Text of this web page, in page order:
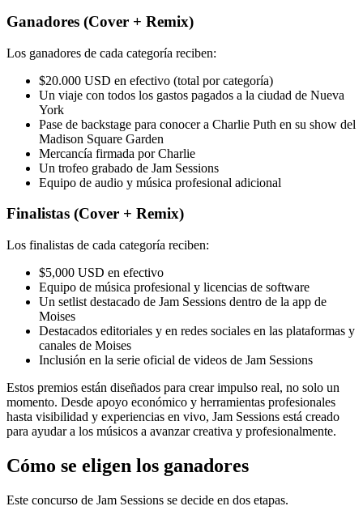
Ganadores (Cover + Remix)
Los ganadores de cada categoría reciben:
$20.000 USD en efectivo (total por categoría)
Un viaje con todos los gastos pagados a la ciudad de Nueva
York
Pase de backstage para conocer a Charlie Puth en su show del
Madison Square Garden
Mercancía firmada por Charlie
Un trofeo grabado de Jam Sessions
Equipo de audio y música profesional adicional
Finalistas (Cover + Remix)
Los finalistas de cada categoría reciben:
$5,000 USD en efectivo
Equipo de música profesional y licencias de software
Un setlist destacado de Jam Sessions dentro de la app de
Moises
Destacados editoriales y en redes sociales en las plataformas y
canales de Moises
Inclusión en la serie oficial de videos de Jam Sessions
Estos premios están diseñados para crear impulso real, no solo un
momento. Desde apoyo económico y herramientas profesionales
hasta visibilidad y experiencias en vivo, Jam Sessions está creado
para ayudar a los músicos a avanzar creativa y profesionalmente.
Cómo se eligen los ganadores
Este concurso de Jam Sessions se decide en dos etapas.